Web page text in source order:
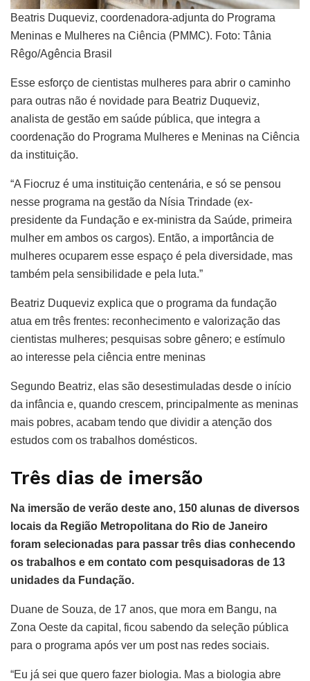
Beatris Duqueviz, coordenadora-adjunta do Programa
Meninas e Mulheres na Ciência (PMMC). Foto: Tânia
Rêgo/Agência Brasil
Esse esforço de cientistas mulheres para abrir o caminho
para outras não é novidade para Beatriz Duqueviz,
analista de gestão em saúde pública, que integra a
coordenação do Programa Mulheres e Meninas na Ciência
da instituição.
“A Fiocruz é uma instituição centenária, e só se pensou
nesse programa na gestão da Nísia Trindade (ex-
presidente da Fundação e ex-ministra da Saúde, primeira
mulher em ambos os cargos). Então, a importância de
mulheres ocuparem esse espaço é pela diversidade, mas
também pela sensibilidade e pela luta.”
Beatriz Duqueviz explica que o programa da fundação
atua em três frentes: reconhecimento e valorização das
cientistas mulheres; pesquisas sobre gênero; e estímulo
ao interesse pela ciência entre meninas
Segundo Beatriz, elas são desestimuladas desde o início
da infância e, quando crescem, principalmente as meninas
mais pobres, acabam tendo que dividir a atenção dos
estudos com os trabalhos domésticos.
Três dias de imersão
Na imersão de verão deste ano, 150 alunas de diversos
locais da Região Metropolitana do Rio de Janeiro
foram selecionadas para passar três dias conhecendo
os trabalhos e em contato com pesquisadoras de 13
unidades da Fundação.
Duane de Souza, de 17 anos, que mora em Bangu, na
Zona Oeste da capital, ficou sabendo da seleção pública
para o programa após ver um post nas redes sociais.
“Eu já sei que quero fazer biologia. Mas a biologia abre